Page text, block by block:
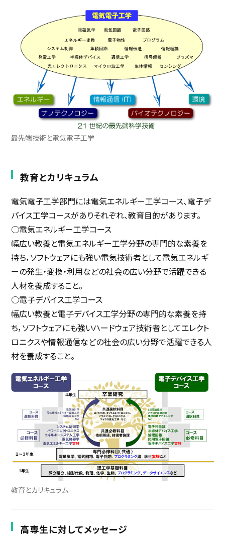
最先端技術と電気電子工学
教育とカリキュラム
電気電子工学部門には電気エネルギー工学コース、電子デ
バイス工学コースがありそれぞれ、教育目的があります。
○電気エネルギー工学コース
幅広い教養と電気エネルギー工学分野の専門的な素養を
持ち，ソフトウェアにも強い電気技術者として電気エネルギ
ーの発生・変換・利用などの社会の広い分野で活躍できる
人材を養成すること。
○電子デバイス工学コース
幅広い教養と電子デバイス工学分野の専門的な素養を持
ち，ソフトウェアにも強いハードウェア技術者としてエレクト
ロニクスや情報通信などの社会の広い分野で活躍できる人
材を養成すること。
教育とカリキュラム
高専生に対してメッセージ